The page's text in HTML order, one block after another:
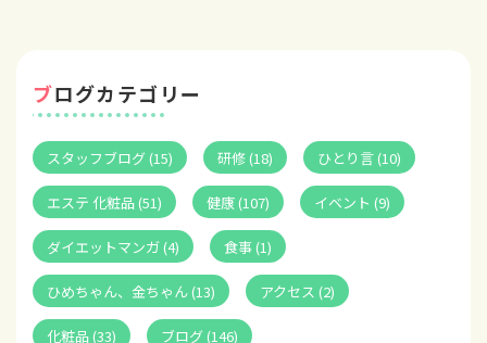
ブログカテゴリー
スタッフブログ (15) 研修 (18) ひとり言 (10)
エステ 化粧品 (51) 健康 (107) イベント (9)
ダイエットマンガ (4) 食事 (1)
ひめちゃん、金ちゃん (13) アクセス (2)
化粧品 (33) ブログ (146)